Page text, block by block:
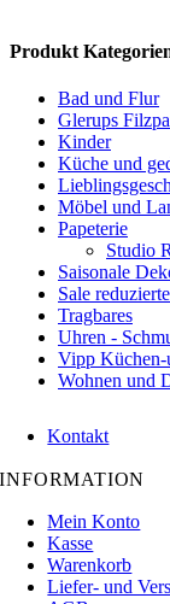
Produkt
Bad und Flur
Glerups
Kinder
Küche und
Möbel und
Papeterie
Studio
Saisonale
Sale
Tragbares
Uhren -
Vipp Küchen-
Wohnen und
Kontakt
INFORMATION
Mein Konto
Kasse
Warenkorb
Liefer- und